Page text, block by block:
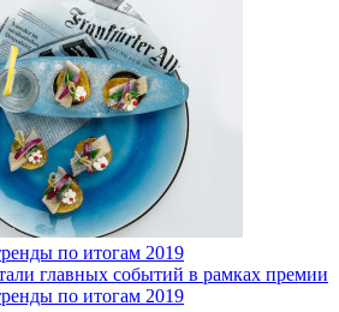
по итогам 2019
главных событий в рамках премии
по итогам 2019